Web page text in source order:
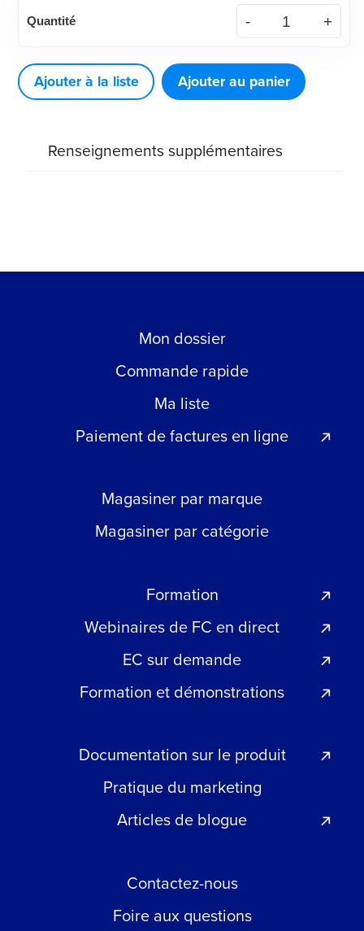
de
à
extrémité
128
Quantité
Ajouter à la liste Ajouter au panier
Renseignements supplémentaires
Mon dossier
Commande rapide
Ma liste
Paiement de factures en ligne
Magasiner par marque
Magasiner par catégorie
Formation
Webinaires de FC en direct
EC sur demande
Formation et démonstrations
Documentation sur le produit
Pratique du marketing
Articles de blogue
Contactez-nous
Foire aux questions